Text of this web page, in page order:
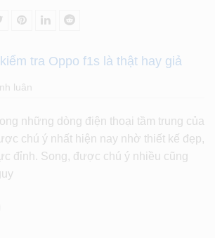
tra Oppo f1s là thật hay giả
luân
những dòng điện thoại tầm trung của
chú ý nhất hiện nay nhờ thiết kế đẹp,
đỉnh. Song, được chú ý nhiều cũng